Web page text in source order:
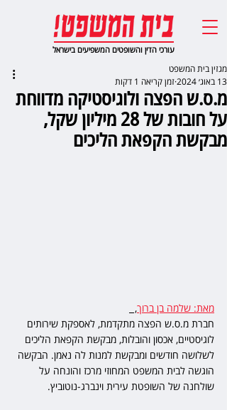
עורכי הדין והשופטים המשפיעים בישראל
מ.ס.ש הפצה ולוגיסטיקה מדווחת
על חובות של 28 מיליון שקל,
מבקשת הקפאת הליכים
מגזין בית המשפט
13 באוג׳ 2024
זמן קריאה 1 דקות
מאת: שלמה בן ברוך,
חברת מ.ס.ש הפצה מתקדמת, לאספקת שירותים
לוגיסטיים, אכסון והובלות, מבקשת הקפאת הליכים
לשלושה חודשים ומבקשת למנות לה נאמן. הבקשה
הוגשה לבית המשפט המחוזי מרכז והונחה על
שולחנה של השופטת עירית וינברג-נוטוביץ.